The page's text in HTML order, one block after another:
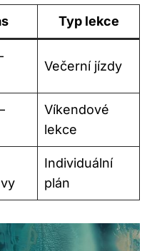
Typ lekce
Večerní jízdy
Víkendové
lekce
Individuální
plán